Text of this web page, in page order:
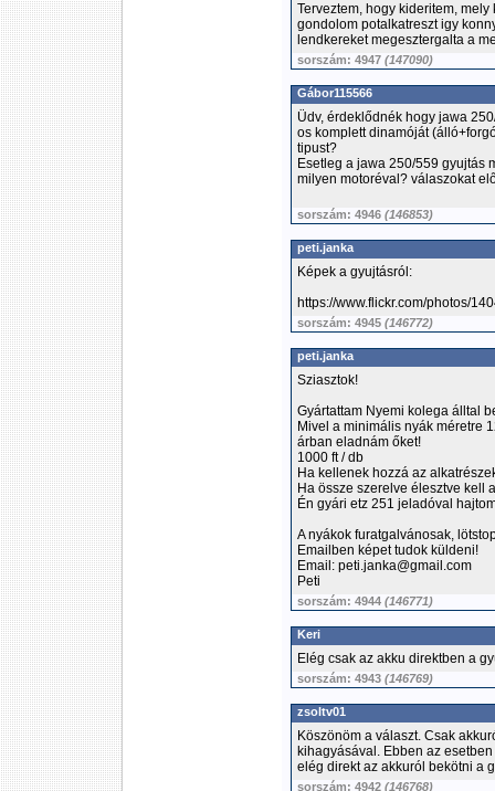
Terveztem, hogy kideritem,
gondolom potalkatreszt igy
lendkereket megesztergalta a
sorszám: 4947 (147090)
Gábor115566
Üdv, érdeklődnék hogy jawa
os komplett dinamóját
tipust?
Esetleg a jawa 250/559 gyujtás
milyen motoréval? válaszokat
sorszám: 4946 (146853)
peti.janka
Képek a gyujtásról:
https://www.flickr.com/photos/
sorszám: 4945 (146772)
peti.janka
Sziasztok!
Gyártattam Nyemi kolega álltal
Mivel a minimális nyák méretre
árban eladnám őket!
1000 ft / db
Ha kellenek hozzá az
Ha össze szerelve élesztve kell
Én gyári etz 251 jeladóval
A nyákok furatgalvánosak,
Emailben képet tudok küldeni!
Email: peti.janka@gmail.com
Peti
sorszám: 4944 (146771)
Keri
Elég csak az akku direktben a
sorszám: 4943 (146769)
zsoltv01
Köszönöm a választ. Csak
kihagyásával. Ebben az
elég direkt az akkuról bekötni a
sorszám: 4942 (146768)